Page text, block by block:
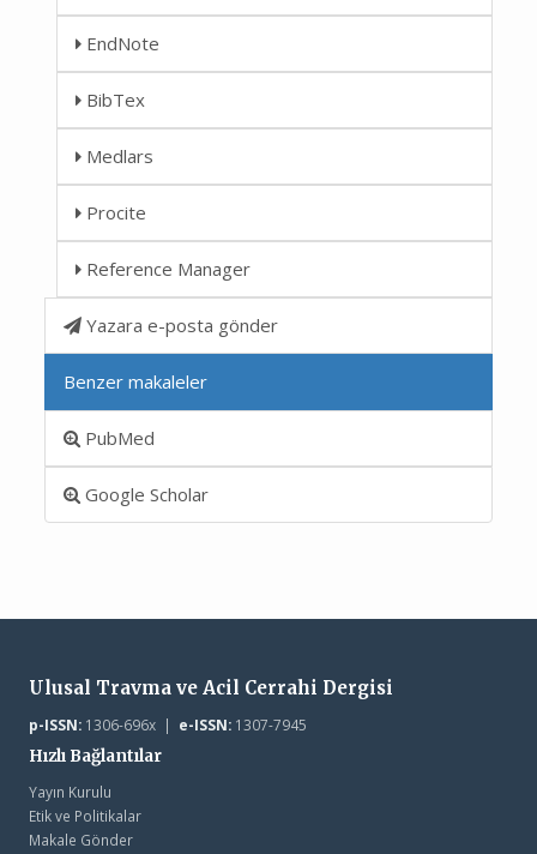
EndNote
BibTex
Medlars
Procite
Reference Manager
Yazara e-posta gönder
Benzer makaleler
PubMed
Google Scholar
Ulusal Travma ve Acil Cerrahi Dergisi
p-ISSN:1306-696x | e-ISSN:1307-7945
Hızlı Bağlantılar
Yayın Kurulu
Etik ve Politikalar
Makale Gönder